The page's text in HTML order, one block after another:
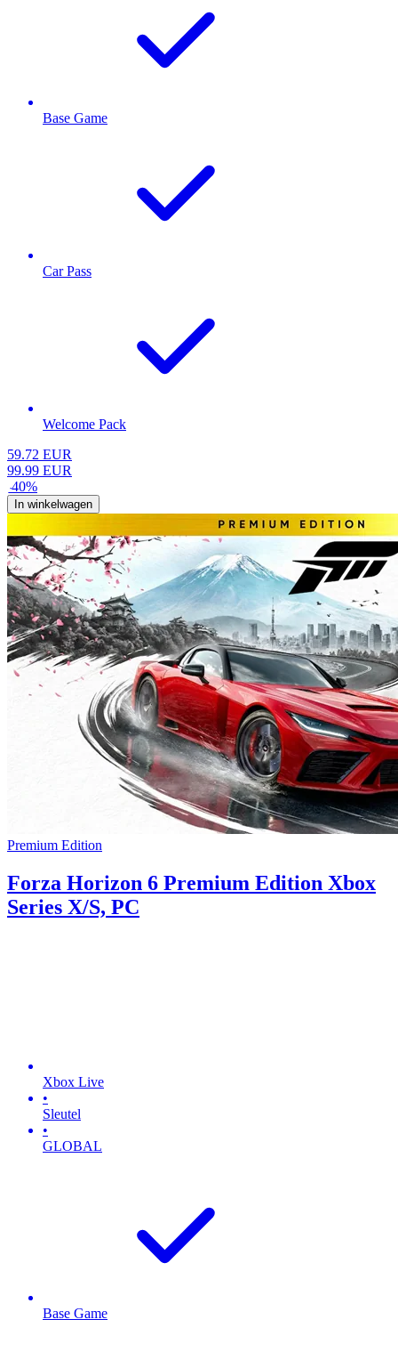
Base Game
Car Pass
Welcome Pack
59.72 EUR
99.99 EUR
-40%
In winkelwagen
Premium Edition
Forza Horizon 6 Premium Edition Xbox
Series X/S, PC
Xbox Live
•
Sleutel
•
GLOBAL
Base Game